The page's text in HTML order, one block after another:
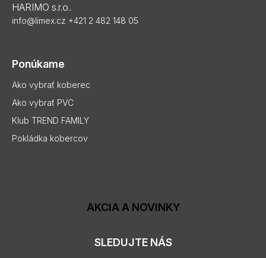
HARIMO s.r.o..
info@limex.cz +421 2 482 148 05
Ponúkame
Ako vybrať koberec
Ako vybrať PVC
Klub TREND FAMILY
Pokládka kobercov
AKCIA A NOVINKY
SLEDUJTE NÁS